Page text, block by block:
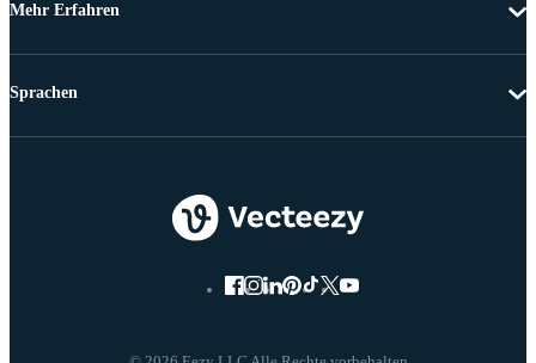
Mehr Erfahren
Sprachen